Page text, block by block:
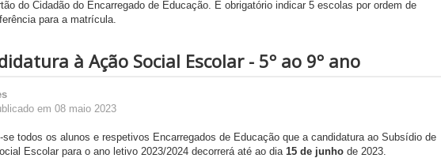
do Cidadão do Encarregado de Educação. É obrigatório indicar 5 escolas por ordem de
para a matrícula.
à Ação Social Escolar - 5º ao 9º ano
em 08 maio 2023
se todos os alunos e respetivos Encarregados de Educação que a candidatura ao Subsídio de
Escolar para o ano letivo 2023/2024 decorrerá até ao dia 15 de junhode 2023.